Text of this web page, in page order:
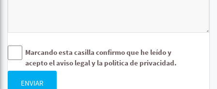
Marcando esta casilla confirmo que he leído y
acepto el aviso legal y la política de privacidad.
ENVIAR